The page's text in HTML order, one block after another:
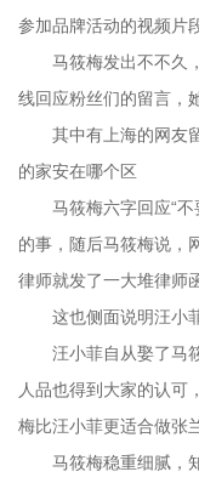
参加品牌活动的视频片
马筱梅发出不不久，
线回应粉丝们的留言，
其中有上海的网友留
的家安在哪个区
马筱梅六字回应“不
的事，随后马筱梅说，
律师就发了一大堆律师
这也侧面说明汪小菲
汪小菲自从娶了马筱
人品也得到大家的认可
梅比汪小菲更适合做张
马筱梅稳重细腻，知